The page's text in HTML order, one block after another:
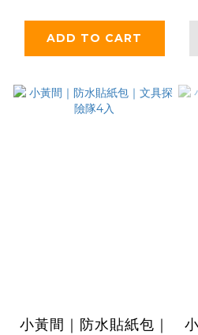
ADD TO CART
小黃間｜防水貼紙包｜